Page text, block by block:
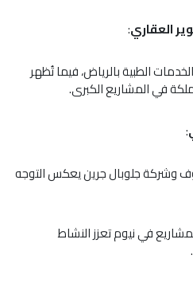
العقاري:
الطبية بالرياض، فيما تُظهر
في المشاريع الكبرى.
:
وشركة جلوبال جرين يعكس التوجه
في نيوم تعزز النشاط